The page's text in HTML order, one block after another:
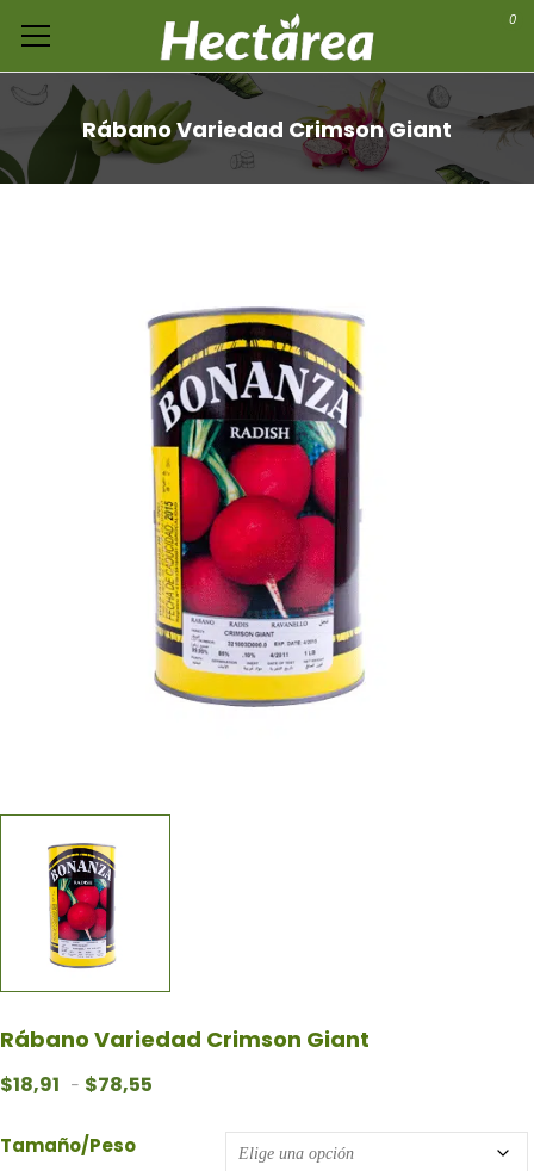
0
Rábano Variedad Crimson Giant
Rábano Variedad Crimson Giant
$18,91 - $78,55
Tamaño/Peso